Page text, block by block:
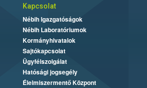
Kapcsolat
Nébih Igazgatóságok
Nébih Laboratóriumok
Kormányhivatalok
Sajtókapcsolat
Ügyfélszolgálat
Hatósági jogsegély
Élelmiszermentő Központ